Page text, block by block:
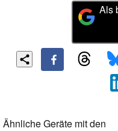
Als
Ähnliche Geräte mit den